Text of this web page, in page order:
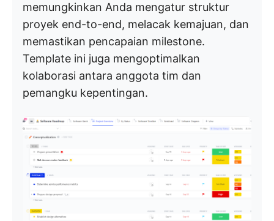
memungkinkan Anda mengatur struktur
proyek end-to-end, melacak kemajuan, dan
memastikan pencapaian milestone.
Template ini juga mengoptimalkan
kolaborasi antara anggota tim dan
pemangku kepentingan.